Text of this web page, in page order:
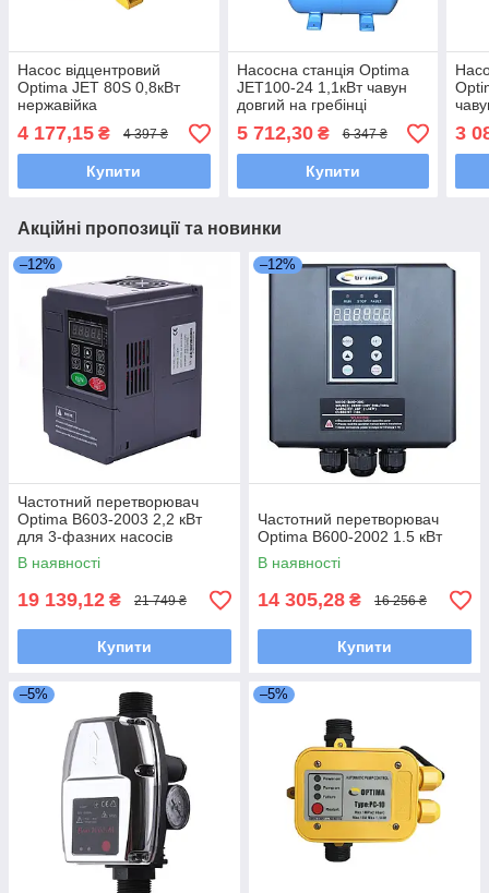
Насос відцентровий
Optima JET 80S 0,8кВт
нержавійка
4 177,15 ₴ 4 397 ₴
Купити
Насосна станція Optima
JET100-24 1,1кВт чавун
довгий на гребінці
5 712,30₴ 6 347 ₴
Купити
3
Акційні пропозиції та новинки
–12%
Частотний перетворювач
Optima B603-2003 2,2 кВт
для 3-фазних насосів
В наявності
19 139,12 ₴ 21 749 ₴
Купити
–12%
Частотний перетворювач
Optima B600-2002 1.5 кВт
В наявності
14 305,28 ₴ 16 256 ₴
Купити
–5% –5%